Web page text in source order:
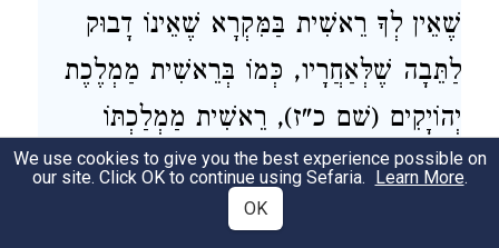
שֶׁאֵין לְךָ רֵאשִׁית בַּמִּקְרָא שֶׁאֵינוֹ דָבוּק
לַתֵּבָה שֶׁלְּאַחֲרָיו, כְּמוֹ בְּרֵאשִׁית מַמְלֶכֶת
יְהוֹיָקִים (שׁם כ"ז), רֵאשִׁית מַמְלַכְתּוֹ
(בראשית י'), רֵאשִׁית דְּגָנְךָ (דברים י"ח,
), – אַף כָּאן אַתָּה אוֹמֵר בְּרֵאשִׁית בָּרָא
We use cookies to give you the best experience possible on
our site. Click OK to continue using Sefaria. Learn More.
OK